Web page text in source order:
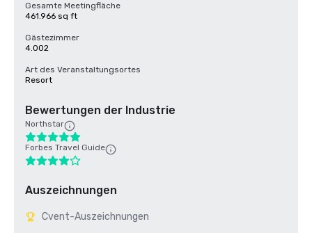
Gesamte Meetingfläche
461.966 sq ft
Gästezimmer
4.002
Art des Veranstaltungsortes
Resort
Bewertungen der Industrie
Northstar
Forbes Travel Guide
Auszeichnungen
Cvent-Auszeichnungen